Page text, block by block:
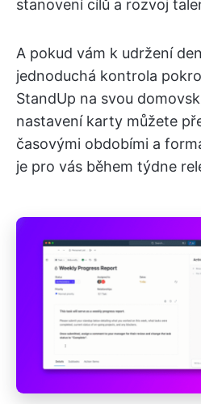
stanovení cílů a rozvoj
A pokud vám k udržení
jednoduchá kontrola
StandUp na svou
nastavení karty můžete
časovými obdobími a
je pro vás během týdne